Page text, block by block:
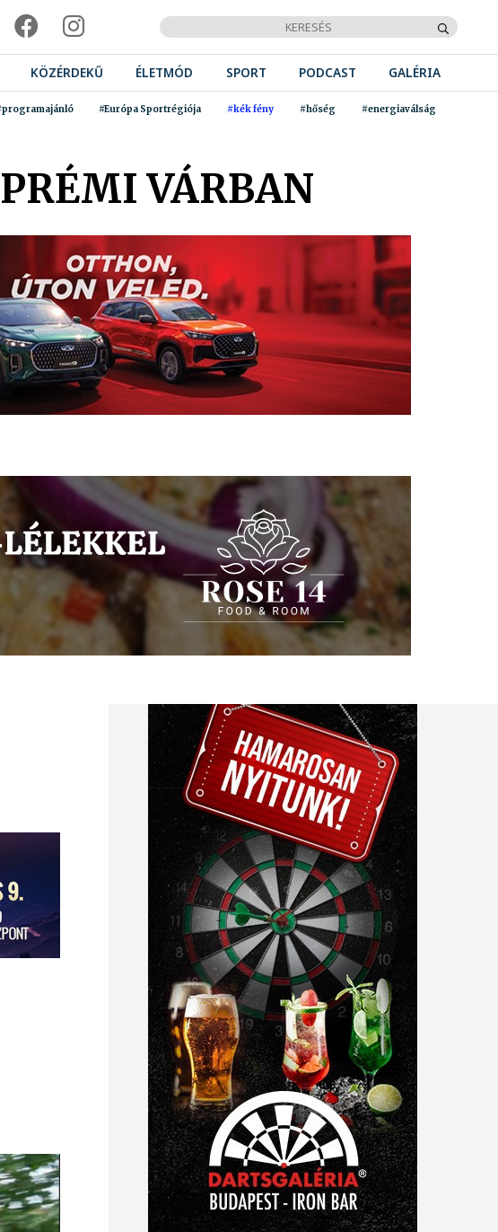
KÖZÉRDEKŰ ÉLETMÓD SPORT PODCAST GALÉRIA
#Európa Sportrégiója #kék fény #hőség #energiaválság
VÁRBAN